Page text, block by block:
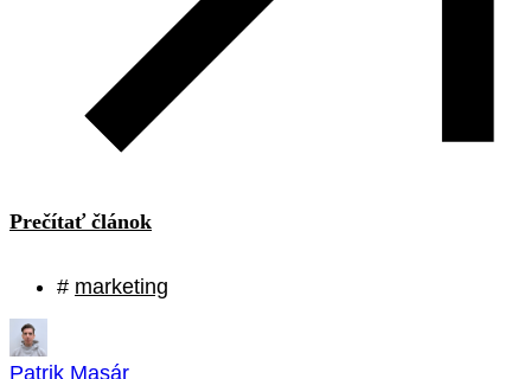
Prečítať článok
# marketing
Patrik Masár